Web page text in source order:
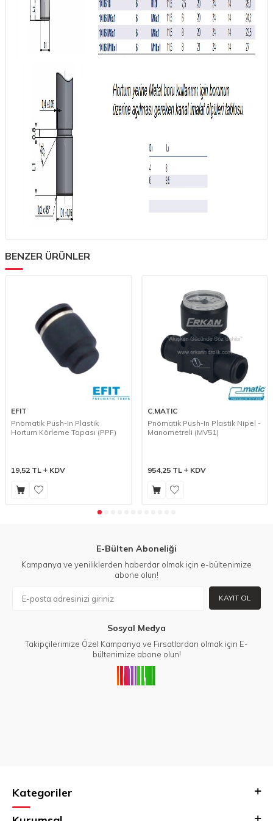
BENZER ÜRÜNLER
EFIT
Pnömatik Push-In Plastik
Hortum Körleme Tapası (PPF)
19,52 TL KDV
C.MATIC
Pnömatik Push-In Plastik Nipel -
Manometreli (MV51)
954,25TL KDV
E-Bülten Aboneliği
Kampanya ve yeniliklerden haberdar olmak için e-bültenimize
abone olun!
KAYIT OL
Sosyal Medya
Takipçilerimize Özel Kampanya ve Fırsatlardan olmak için E-
bültenimize abone olun!
Kategoriler